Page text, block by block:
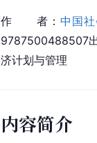
作　　者： 中国
9787500488507
济计划与管理
内容简介